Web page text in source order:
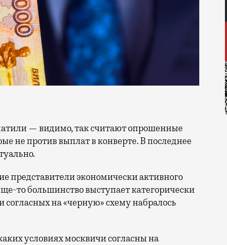
не против выплат в конверте. В последнее
представители экономически активного
то большинство выступает категорически
на «черную» схему набралось
условиях москвичи согласны на